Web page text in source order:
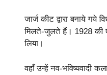
जार्ज कीट द्वारा बनाये गये
मिलते-जुलते हैं। 1928 की
लिया।
वहाँ उन्हें नव-भविष्यवादी